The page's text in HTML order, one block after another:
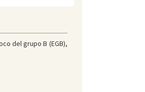
del grupo B (EGB),